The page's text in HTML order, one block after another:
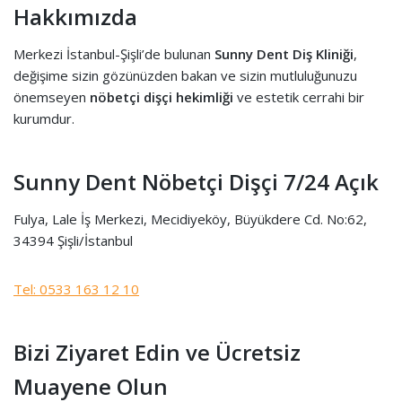
Hakkımızda
Merkezi İstanbul-Şişli’de bulunan Sunny Dent Diş Kliniği,
değişime sizin gözünüzden bakan ve sizin mutluluğunuzu
önemseyen nöbetçi dişçi hekimliği ve estetik cerrahi bir
kurumdur.
Sunny Dent Nöbetçi Dişçi 7/24 Açık
Fulya, Lale İş Merkezi, Mecidiyeköy, Büyükdere Cd. No:62,
34394 Şişli/İstanbul
Tel: 0533 163 12 10
Bizi Ziyaret Edin ve Ücretsiz
Muayene Olun